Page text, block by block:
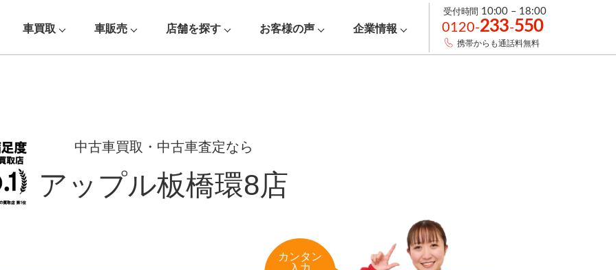
車買取 車販売 店舗を探す お客様の声 企業情報
受付時間 10:00 – 18:00
0120-233-550
携帯からも通話料無料
中古車買取・中古車査定なら
アップル板橋環8店
カンタン